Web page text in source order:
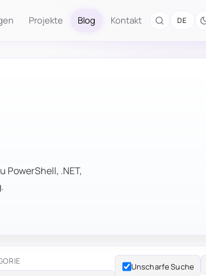
Projekte Blog Kontakt DE
.NET,
Unscharfe Suche